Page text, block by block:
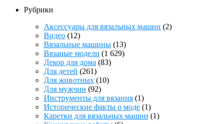
Рубрики
Аксессуары для вязальных машин (2)
Видео (12)
Вязальные машины (13)
Вязаные модели (1 629)
Декор для дома (83)
Для детей (261)
Для животных (10)
Для мужчин (92)
Инструменты для вязания (1)
Исторические факты о моде (1)
Каретки для вязальных машин (1)